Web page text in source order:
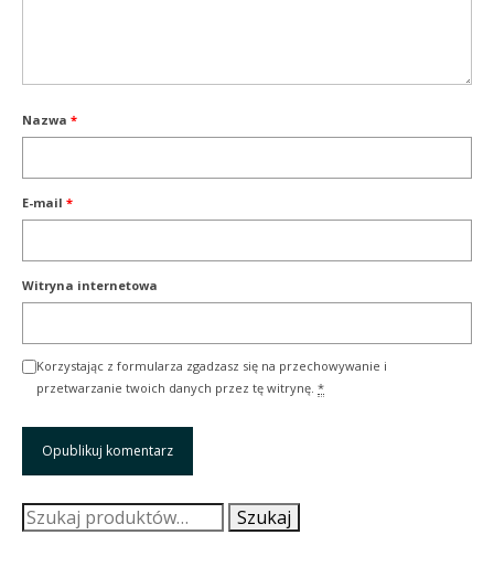
Nazwa *
E-mail *
Witryna internetowa
Korzystając z formularza zgadzasz się na przechowywanie i
przetwarzanie twoich danych przez tę witrynę. *
Szukaj: Szukaj